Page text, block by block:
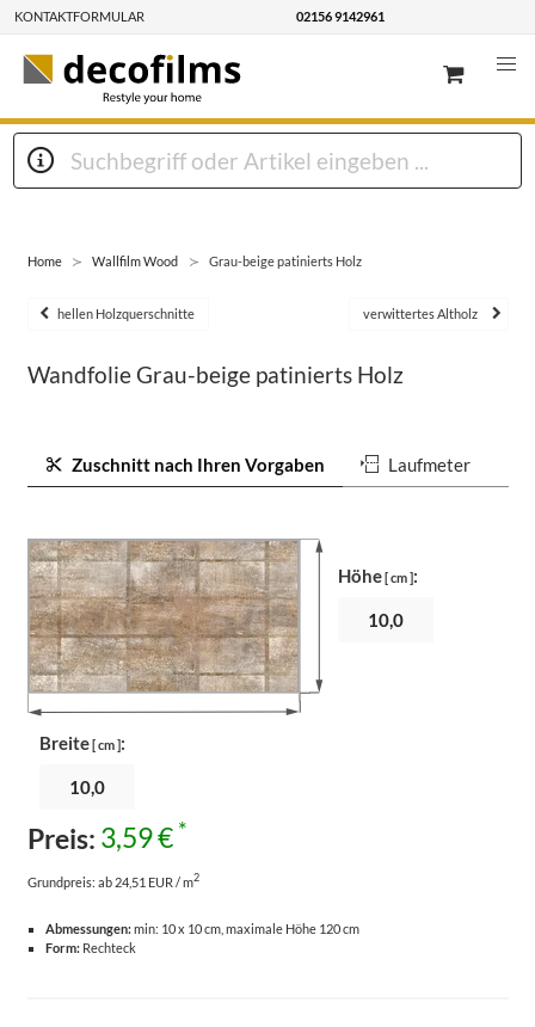
KONTAKTFORMULAR 02156 9142961
Home Wallfilm Wood Grau-beige patinierts Holz
hellen Holzquerschnitte verwittertes Altholz
Wandfolie Grau-beige patinierts Holz
Zuschnitt nach Ihren Vorgaben Laufmeter
Breite[ cm ]:
Höhe[ cm ]:
Preis: 3,59 € *
Grundpreis: ab 24,51 EUR / m2
Abmessungen:min: 10 x 10 cm, maximale Höhe 120 cm
Form:Rechteck